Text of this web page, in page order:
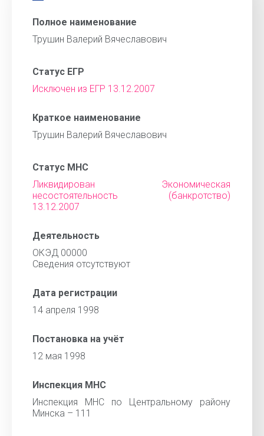
Полное наименование
Трушин Валерий Вячеславович
Статус ЕГР
Исключен из ЕГР 13.12.2007
Краткое наименование
Трушин Валерий Вячеславович
Статус МНС
Ликвидирован Экономическая
несостоятельность (банкротство)
13.12.2007
Деятельность
ОКЭД 00000
Cведения отсутствуют
Дата регистрации
14 апреля 1998
Постановка на учёт
12 мая 1998
Инспекция МНС
Инспекция МНС по Центральному району
Минска – 111